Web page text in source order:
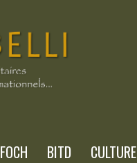
BITD CULTURE